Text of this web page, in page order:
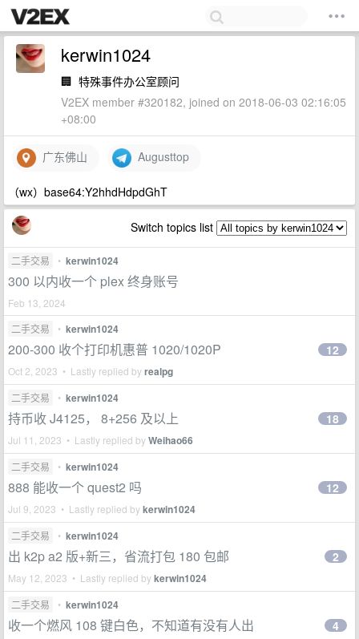
kerwin1024
🏢 特殊事件办公室顾问
V2EX member #320182, joined on 2018-06-03 02:16:05
+08:00
广东佛山 Augusttop
（wx）base64:Y2hhdHdpdGhT
Switch topics list
二手交易 • kerwin1024
300 以内收一个 plex 终身账号
Feb 13, 2024
二手交易
• kerwin1024
200-300 收个打印机惠普 1020/1020P
Oct 2, 2023 • Lastly replied byrealpg
12
二手交易 • kerwin1024
持币收 J4125， 8+256 及以上
Jul 11, 2023 • Lastly replied byWeihao66
18
二手交易 • kerwin1024
888 能收一个 quest2 吗
Jul 9, 2023 • Lastly replied bykerwin1024
12
二手交易 • kerwin1024
出 k2p a2 版+新三，省流打包 180 包邮
May 12, 2023 • Lastly replied bykerwin1024
2
二手交易 • kerwin1024
收一个燃风 108 键白色，不知道有没有人出 4